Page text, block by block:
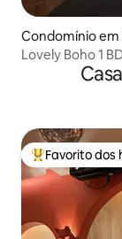
Condomínio em
Lovely Boho 1
Favoritos dos
Favorito dos